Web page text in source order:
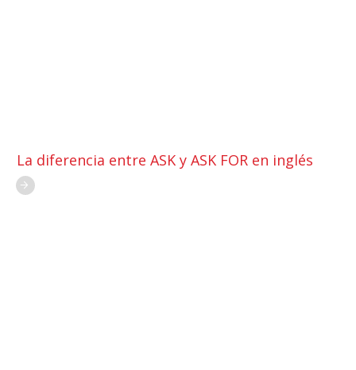
La diferencia entre ASK y ASK FOR en inglés